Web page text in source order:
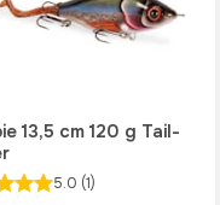
13,5 cm 120 g Tail-
5.0 (1)